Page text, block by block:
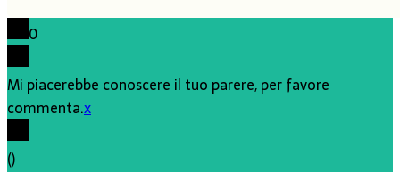
0
Mi piacerebbe conoscere il tuo parere, per favore
commenta.x
()